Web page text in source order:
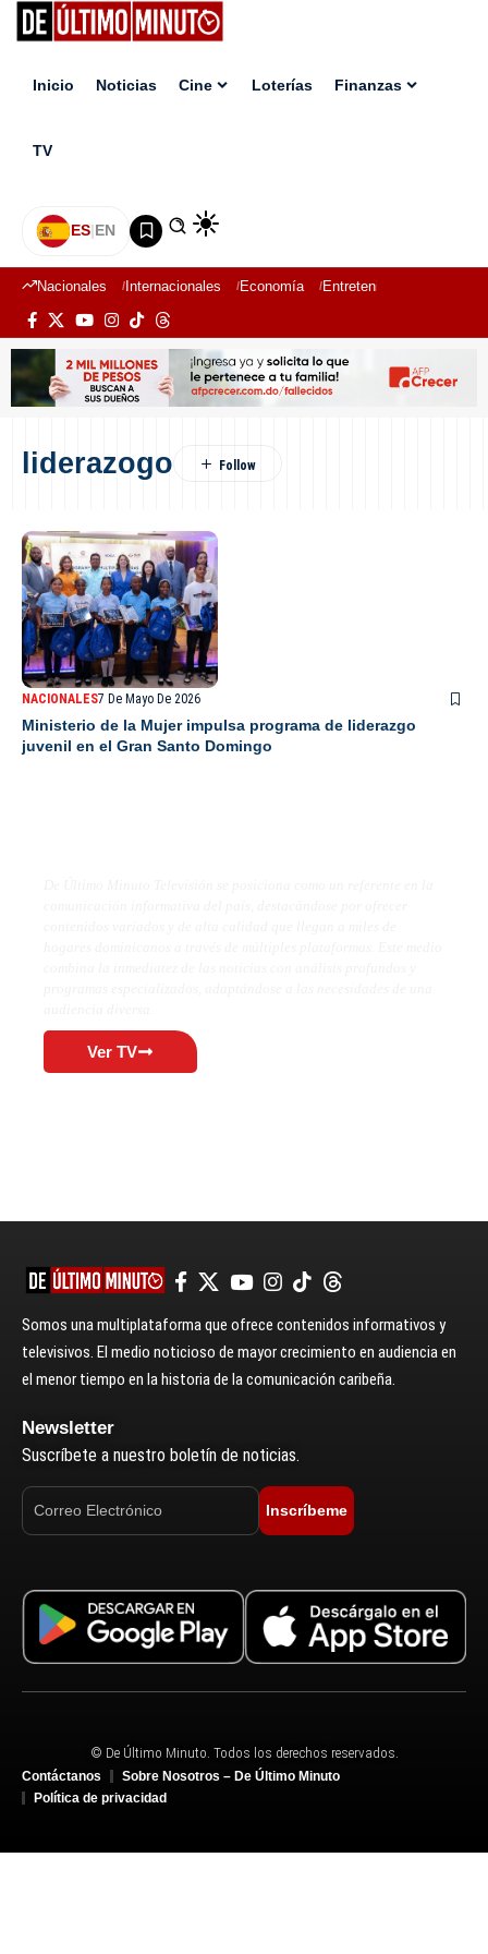
Inicio Noticias Cine Loterías Finanzas
TV
ES|EN
Nacionales Internacionales Economía Entretenimiento
liderazogo
NACIONALES7 De Mayo De 2026
Ministerio de la Mujer impulsa programa de liderazgo
juvenil en el Gran Santo Domingo
Ver TV
Somos una multiplataforma que ofrece contenidos informativos y
televisivos. El medio noticioso de mayor crecimiento en audiencia en
el menor tiempo en la historia de la comunicación caribeña.
Newsletter
Suscríbete a nuestro boletín de noticias.
Inscríbeme
© De Último Minuto. Todos los derechos reservados.
Contáctanos
Sobre Nosotros – De Último Minuto
Política de privacidad